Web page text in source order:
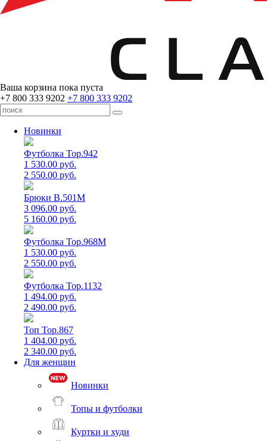
Ваша корзина пока пуста
+7 800 333 9202 +7 800 333 9202
Новинки
Футболка Top.942
1 530.00 руб.
2 550.00 руб.
Брюки B.501M
3 096.00 руб.
5 160.00 руб.
Футболка Top.968M
1 530.00 руб.
2 550.00 руб.
Футболка Top.1132
1 494.00 руб.
2 490.00 руб.
Топ Top.867
1 404.00 руб.
2 340.00 руб.
Для женщин
Новинки
Топы и футболки
Куртки и худи